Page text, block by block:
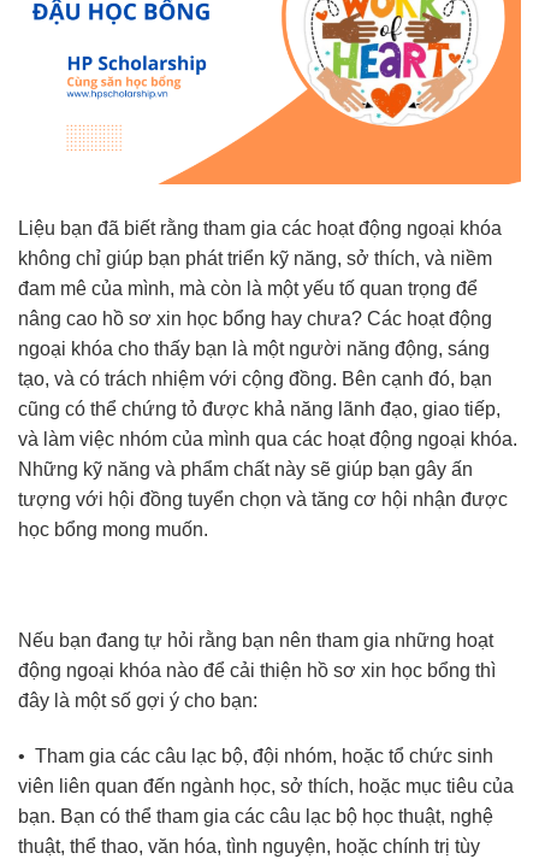
Liệu bạn đã biết rằng tham gia các hoạt động ngoại khóa
không chỉ giúp bạn phát triển kỹ năng, sở thích, và niềm
đam mê của mình, mà còn là một yếu tố quan trọng để
nâng cao hồ sơ xin học bổng hay chưa? Các hoạt động
ngoại khóa cho thấy bạn là một người năng động, sáng
tạo, và có trách nhiệm với cộng đồng. Bên cạnh đó, bạn
cũng có thể chứng tỏ được khả năng lãnh đạo, giao tiếp,
và làm việc nhóm của mình qua các hoạt động ngoại khóa.
Những kỹ năng và phẩm chất này sẽ giúp bạn gây ấn
tượng với hội đồng tuyển chọn và tăng cơ hội nhận được
học bổng mong muốn.
Nếu bạn đang tự hỏi rằng bạn nên tham gia những hoạt
động ngoại khóa nào để cải thiện hồ sơ xin học bổng thì
đây là một số gợi ý cho bạn:
• Tham gia các câu lạc bộ, đội nhóm, hoặc tổ chức sinh
viên liên quan đến ngành học, sở thích, hoặc mục tiêu của
bạn. Bạn có thể tham gia các câu lạc bộ học thuật, nghệ
thuật, thể thao, văn hóa, tình nguyện, hoặc chính trị tùy